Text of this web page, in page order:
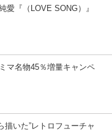
愛『（LOVE SONG）』
マ名物45％増量キャンペ
いた”レトロフューチャ